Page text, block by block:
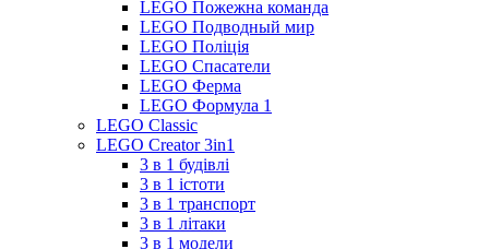
LEGO Пожежна команда
LEGO Подводный мир
LEGO Поліція
LEGO Спасатели
LEGO Ферма
LEGO Формула 1
LEGO Classic
LEGO Creator 3in1
3 в 1 будівлі
3 в 1 істоти
3 в 1 транспорт
3 в 1 літаки
3 в 1 модели